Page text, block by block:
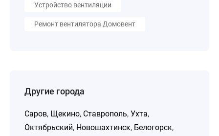
Устройство вентиляции
Ремонт вентилятора Домовент
Другие города
Саров, Щекино, Ставрополь, Ухта,
Октябрьский, Новошахтинск, Белогорск,